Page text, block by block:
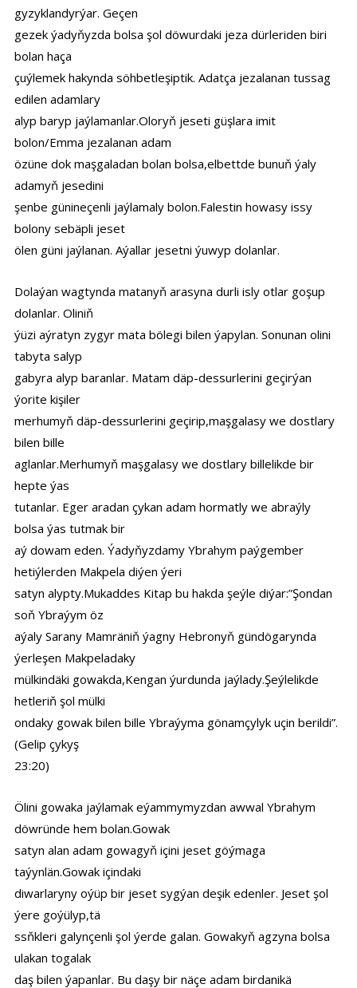
gyzyklandyrýar. Geçen
gezek ýadyňyzda bolsa şol döwurdaki jeza dürleriden biri
bolan haça
çuýlemek hakynda söhbetleşiptik. Adatça jezalanan tussag
edilen adamlary
alyp baryp jaýlamanlar.Oloryň jeseti güşlara imit
bolon/Emma jezalanan adam
özüne dok maşgaladan bolan bolsa,elbettde bunuň ýaly
adamyň jesedini
şenbe günineçenli jaýlamaly bolon.Falestin howasy issy
bolony sebäpli jeset
ölen güni jaýlanan. Aýallar jesetni ýuwyp dolanlar.
Dolaýan wagtynda matanyň arasyna durli isly otlar goşup
dolanlar. Oliniň
ýüzi aýratyn zygyr mata bölegi bilen ýapylan. Sonunan olini
tabyta salyp
gabyra alyp baranlar. Matam däp-dessurlerini geçirýan
ýorite kişiler
merhumyň däp-dessurlerini geçirip,maşgalasy we dostlary
bilen bille
aglanlar.Merhumyň maşgalasy we dostlary billelikde bir
hepte ýas
tutanlar. Eger aradan çykan adam hormatly we abraýly
bolsa ýas tutmak bir
aý dowam eden. Ýadyňyzdamy Ybrahym paýgember
hetiýlerden Makpela diýen ýeri
satyn alypty.Mukaddes Kitap bu hakda şeýle diýar:”Şondan
soň Ybraýym öz
aýaly Sarany Mamräniň ýagny Hebronyň gündögarynda
ýerleşen Makpeladaky
mülkindäki gowakda,Kengan ýurdunda jaýlady.Şeýlelikde
hetleriň şol mülki
ondaky gowak bilen bille Ybraýyma gönamçylyk uçin berildi”.
(Gelip çykyş
23:20)
Ölini gowaka jaýlamak eýammymyzdan awwal Ybrahym
döwründe hem bolan.Gowak
satyn alan adam gowagyň içini jeset göýmaga
taýynlän.Gowak içindaki
diwarlaryny oýüp bir jeset sygýan deşik edenler. Jeset şol
ýere goýülyp,tä
ssňkleri galynçenli şol ýerde galan. Gowakyň agzyna bolsa
ulakan togalak
daş bilen ýapanlar. Bu daşy bir näçe adam birdanikä